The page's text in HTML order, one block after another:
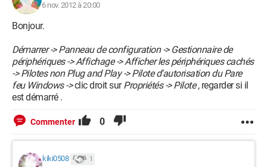
6 nov. 2012 à 20:00
Bonjour.
Démarrer -> Panneau de configuration -> Gestionnaire de
périphériques -> Affichage -> Afficher les périphériques cachés
-> Pilotes non Plug and Play -> Pilote d'autorisation du Pare
feu Windows ->clic droit surPropriétés -> Pilote, regarder si il
est démarré .
Commenter 0
kiki0508 1